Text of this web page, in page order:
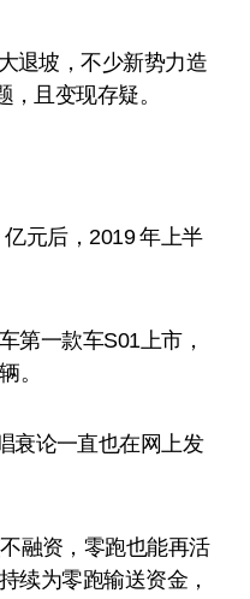
退坡，不少新势力造
且变现存疑。
元后，2019 年上半
第一款车S01上市，
。
衰论一直也在网上发
融资，零跑也能再活
续为零跑输送资金，